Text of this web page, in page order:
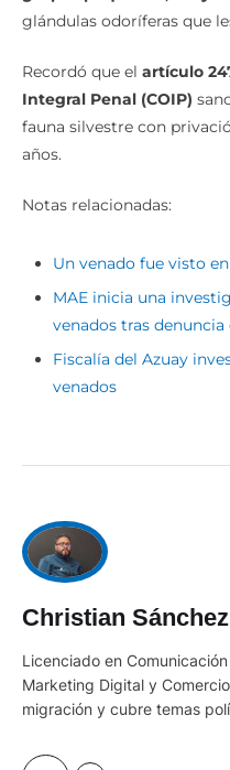
glándulas odoríferas que
Recordó que el artículo
Integral Penal (COIP)
fauna silvestre con
años.
Notas relacionadas:
Un venado fue visto
MAE inicia una
venados tras denuncia
Fiscalía del Azuay
venados
Christian
Licenciado en
Marketing Digital y
migración y cubre temas